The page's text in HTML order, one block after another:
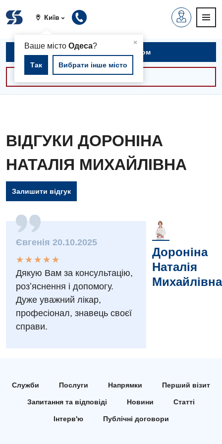
Київ
×
Ваше містоОдеса?
Так Вибрати інше місто
Заходи БПР
Енциклопедія
Програма лояльності
Відгуки
Відео
Діагностика
Ендоскопічне відділення
Інструментальна діагностика
Рентгенографія
УЗД
Алергологія, імунологія
Українська
Російська
Записатися на прийом
Консультації -30%
ВІДГУКИ ДОРОНІНА
НАТАЛІЯ МИХАЙЛІВНА
Залишити відгук
Євгенія 20.10.2025
★
★
★
★
★
★ ★ ★ ★ ★
Дякую Вам за консультацію,
розʼяснення і допомогу.
Дуже уважний лікар,
професіонал, знавець своєї
справи.
Дороніна
Наталія
Михайлівна
Служби Послуги Напрямки Перший візит
Запитання та відповіді Новини Статті
Інтерв'ю Публічні договори